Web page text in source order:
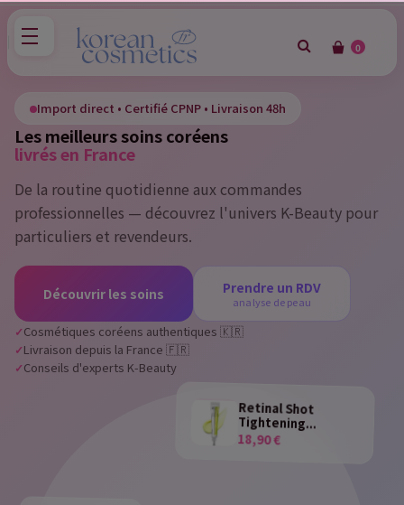
0
Import direct • Certifié CPNP • Livraison 48h
Les meilleurs soins coréens
livrés en France
De la routine quotidienne aux commandes
professionnelles — découvrez l'univers K-Beauty pour
particuliers et revendeurs.
Découvrir les soins Prendre un RDV
analyse de peau
Cosmétiques coréens authentiques 🇰🇷
Livraison depuis la France 🇫🇷
Conseils d'experts K-Beauty
Retinal Shot
Tightening...
18,90 €
Sign in
You need to be logged in to save products in your wish
list.
Cancel